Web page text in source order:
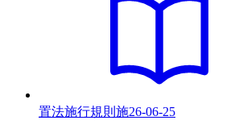
置法施行規則 施26-06-25